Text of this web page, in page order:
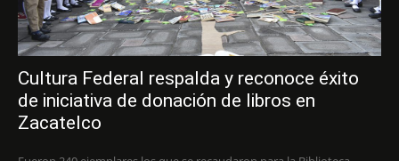
Cultura Federal respalda y reconoce éxito
de iniciativa de donación de libros en
Zacatelco